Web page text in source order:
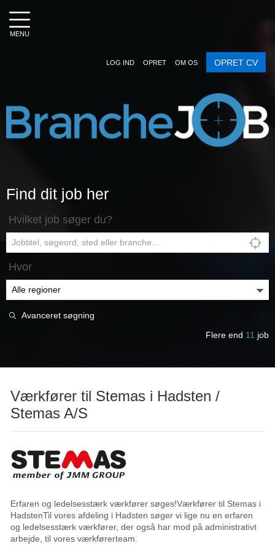
MENU
LOG IND OPRET OM OS OPRET CV
Find dit job her
Hvilket job søger du?
Hvor
Avanceret søgning
Flere end 11 job
Værkfører til Stemas i Hadsten /
Stemas A/S
Erfaren og ledelsesstærk værkfører søges!Værkfører til Stemas i
HadstenTil vores afdeling i Hadsten søger vi lige nu en erfaren
og ledelsesstærk værkfører, der også har mod på administrativt
arbejde, til vores værkførerteam.